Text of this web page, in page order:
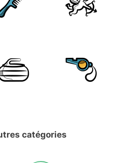
catégories